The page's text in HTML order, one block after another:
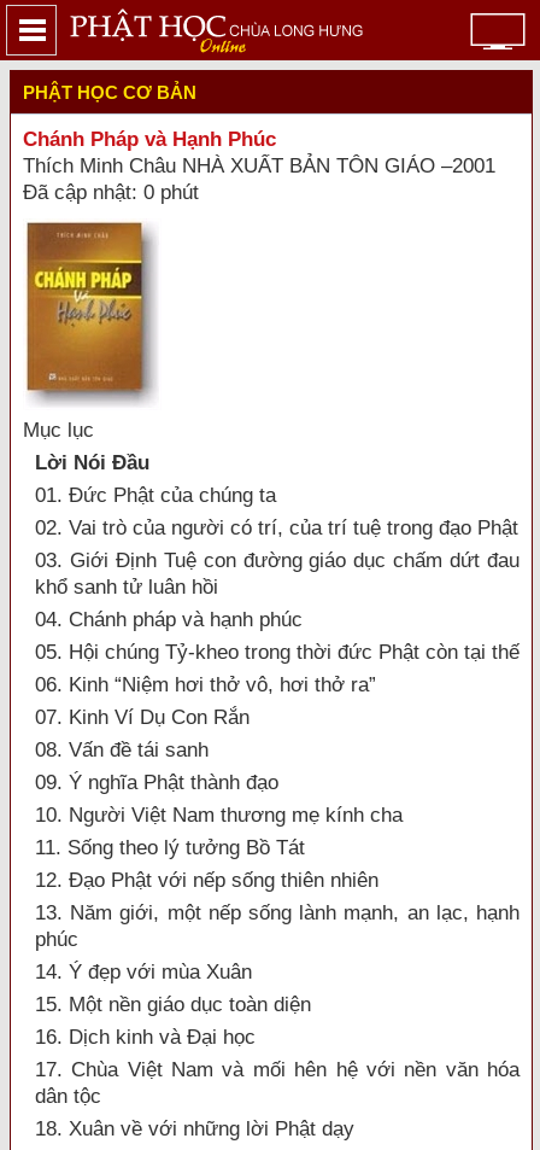
PHẬT HỌC CƠ BẢN
Chánh Pháp và Hạnh Phúc
Thích Minh Châu NHÀ XUẤT BẢN TÔN GIÁO –2001
Đã cập nhật: 0 phút
Mục lục
Lời Nói Đầu
01. Đức Phật của chúng ta
02. Vai trò của người có trí, của trí tuệ trong đạo Phật
03. Giới Định Tuệ con đường giáo dục chấm dứt đau
khổ sanh tử luân hồi
04. Chánh pháp và hạnh phúc
05. Hội chúng Tỷ-kheo trong thời đức Phật còn tại thế
06. Kinh “Niệm hơi thở vô, hơi thở ra”
07. Kinh Ví Dụ Con Rắn
08. Vấn đề tái sanh
09. Ý nghĩa Phật thành đạo
10. Người Việt Nam thương mẹ kính cha
11. Sống theo lý tưởng Bồ Tát
12. Đạo Phật với nếp sống thiên nhiên
13. Năm giới, một nếp sống lành mạnh, an lạc, hạnh
phúc
14. Ý đẹp với mùa Xuân
15. Một nền giáo dục toàn diện
16. Dịch kinh và Đại học
17. Chùa Việt Nam và mối hên hệ với nền văn hóa
dân tộc
18. Xuân về với những lời Phật dạy